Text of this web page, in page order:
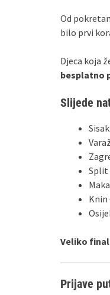
Od
bilo prvi
Djeca koja
besplatno
Slijede
Split
Knin
Veliko
Prijave